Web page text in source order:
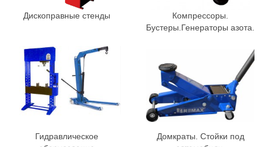
Дископравные стенды
Компрессоры.
Бустеры.Генераторы азота.
Гидравлическое
Домкраты. Стойки под